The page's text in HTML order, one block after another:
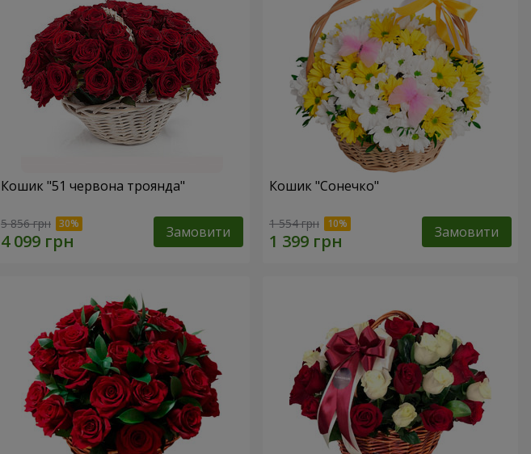
Кошик "51 червона троянда"
5 856 грн Замовити
Кошик "Сонечко"
1 554 грн Замовити